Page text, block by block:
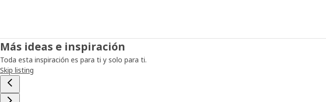
Más ideas e inspiración
Toda esta inspiración es para ti y solo para ti.
Skip listing